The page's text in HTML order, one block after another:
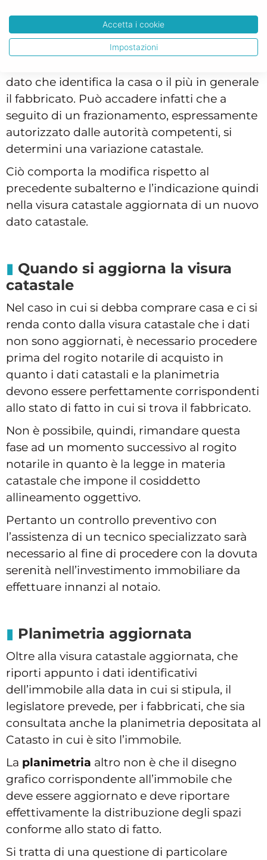
Subalterno aggiornato
Un’ulteriore variazione che può verificarsi
dato che identifica la casa o il più in generale
il fabbricato. Può accadere infatti che a
seguito di un frazionamento, espressamente
autorizzato dalle autorità competenti, si
determini una variazione catastale.
Ciò comporta la modifica rispetto al
precedente subalterno e l’indicazione quindi
nella visura catastale aggiornata di un nuovo
dato catastale.
Quando si aggiorna la visura
catastale
Nel caso in cui si debba comprare casa e ci si
renda conto dalla visura catastale che i dati
non sono aggiornati, è necessario procedere
prima del rogito notarile di acquisto in
quanto i dati catastali e la planimetria
devono essere perfettamente corrispondenti
allo stato di fatto in cui si trova il fabbricato.
Non è possibile, quindi, rimandare questa
fase ad un momento successivo al rogito
notarile in quanto è la legge in materia
catastale che impone il cosiddetto
allineamento oggettivo.
Pertanto un controllo preventivo con
l’assistenza di un tecnico specializzato sarà
necessario al fine di procedere con la dovuta
serenità nell’investimento immobiliare da
effettuare innanzi al notaio.
Planimetria aggiornata
Oltre alla visura catastale aggiornata, che
riporti appunto i dati identificativi
dell’immobile alla data in cui si stipula, il
legislatore prevede, per i fabbricati, che sia
consultata anche la planimetria depositata al
Catasto in cui è sito l’immobile.
La planimetria altro non è che il disegno
grafico corrispondente all’immobile che
deve essere aggiornato e deve riportare
effettivamente la distribuzione degli spazi
conforme allo stato di fatto.
Si tratta di una questione di particolare
Accetta i cookie
Impostazioni